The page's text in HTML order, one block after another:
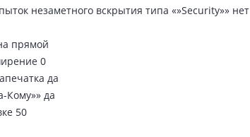
незаметного вскрытия типа «»Security»» нет
прямой
0
да
Кому»» да
50